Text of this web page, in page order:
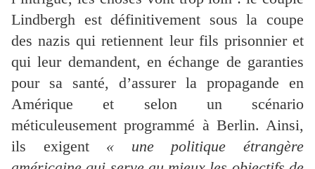
Lindbergh est définitivement sous la coupe
des nazis qui retiennent leur fils prisonnier et
qui leur demandent, en échange de garanties
pour sa santé, d’assurer la propagande en
Amérique et selon un scénario
méticuleusement programmé à Berlin. Ainsi,
ils exigent « une politique étrangère